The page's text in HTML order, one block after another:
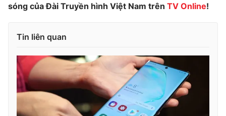
sóng của Đài Truyền hình Việt Nam trên TV Online!
Tin liên quan